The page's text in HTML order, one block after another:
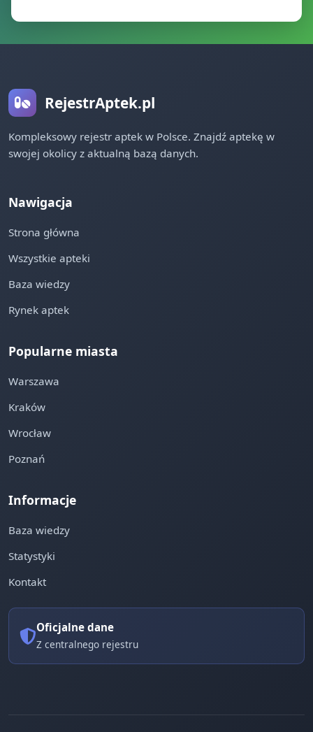
RejestrAptek.pl
Kompleksowy rejestr aptek w Polsce. Znajdź aptekę w
swojej okolicy z aktualną bazą danych.
Nawigacja
Strona główna
Wszystkie apteki
Baza wiedzy
Rynek aptek
Popularne miasta
Warszawa
Kraków
Wrocław
Poznań
Informacje
Baza wiedzy
Statystyki
Kontakt
Oficjalne dane
Z centralnego rejestru